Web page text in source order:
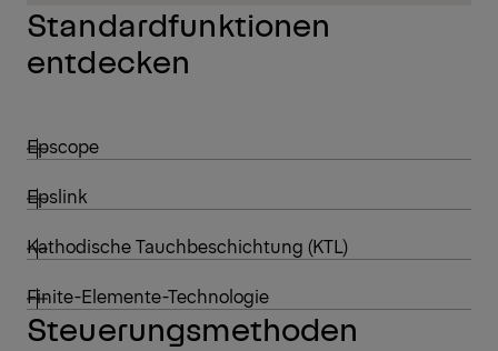
Standardfunktionen
entdecken
Epscope
Epslink
Kathodische Tauchbeschichtung (KTL)
Finite-Elemente-Technologie
Steuerungsmethoden